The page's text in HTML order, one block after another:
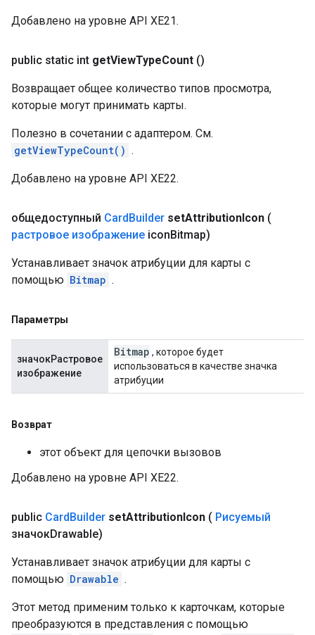
Добавлено на уровне API XE21.
public static int getViewTypeCount ()
Возвращает общее количество типов просмотра,
которые могут принимать карты.
Полезно в сочетании с адаптером. См.
getViewTypeCount() .
Добавлено на уровне API XE22.
общедоступный CardBuilder setAttributionIcon (
растровое изображение iconBitmap)
Устанавливает значок атрибуции для карты с
помощью Bitmap .
Параметры
значокРастровое
изображение
Bitmap , которое будет
использоваться в качестве значка
атрибуции
Возврат
этот объект для цепочки вызовов
Добавлено на уровне API XE22.
public CardBuilder setAttributionIcon ( Рисуемый
значокDrawable)
Устанавливает значок атрибуции для карты с
помощью Drawable .
Этот метод применим только к карточкам, которые
преобразуются в представления с помощью